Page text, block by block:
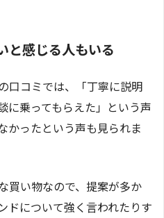
と感じる人もいる
口コミでは、「丁寧に説明
に乗ってもらえた」という声
かったという声も見られま
買い物なので、提案が多か
ドについて強く言われたりす